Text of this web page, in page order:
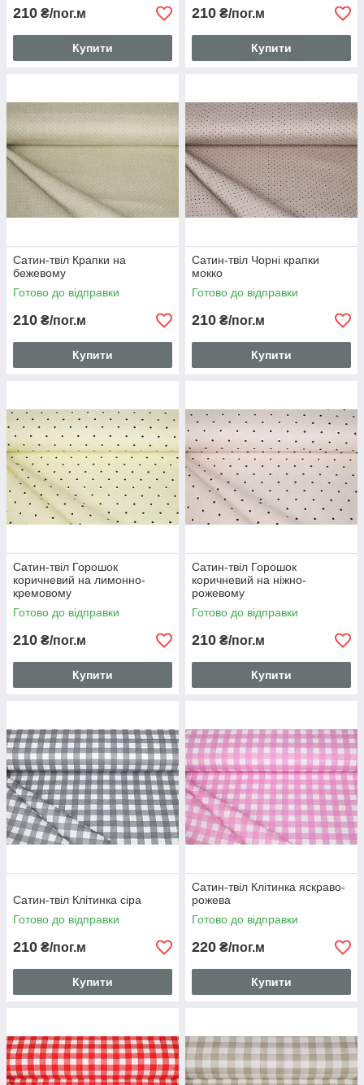
210 ₴/пог.м
Купити
210 ₴/пог.м
Купити
Сатин-твіл Крапки на
бежевому
Готово до відправки
210 ₴/пог.м
Купити
Сатин-твіл Чорні крапки
мокко
Готово до відправки
210 ₴/пог.м
Купити
Сатин-твіл Горошок
коричневий на лимонно-
кремовому
Готово до відправки
210 ₴/пог.м
Купити
Сатин-твіл Горошок
коричневий на ніжно-
рожевому
Готово до відправки
210 ₴/пог.м
Купити
Сатин-твіл Клітинка сіра
Готово до відправки
210 ₴/пог.м
Купити
Сатин-твіл Клітинка яскраво-
рожева
Готово до відправки
220 ₴/пог.м
Купити